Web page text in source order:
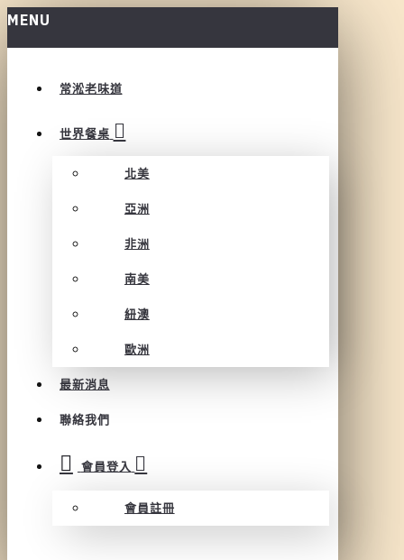
MENU
常淞老味道
世界餐桌
北美
亞洲
非洲
南美
紐澳
歐洲
最新消息
聯絡我們
會員登入
會員註冊